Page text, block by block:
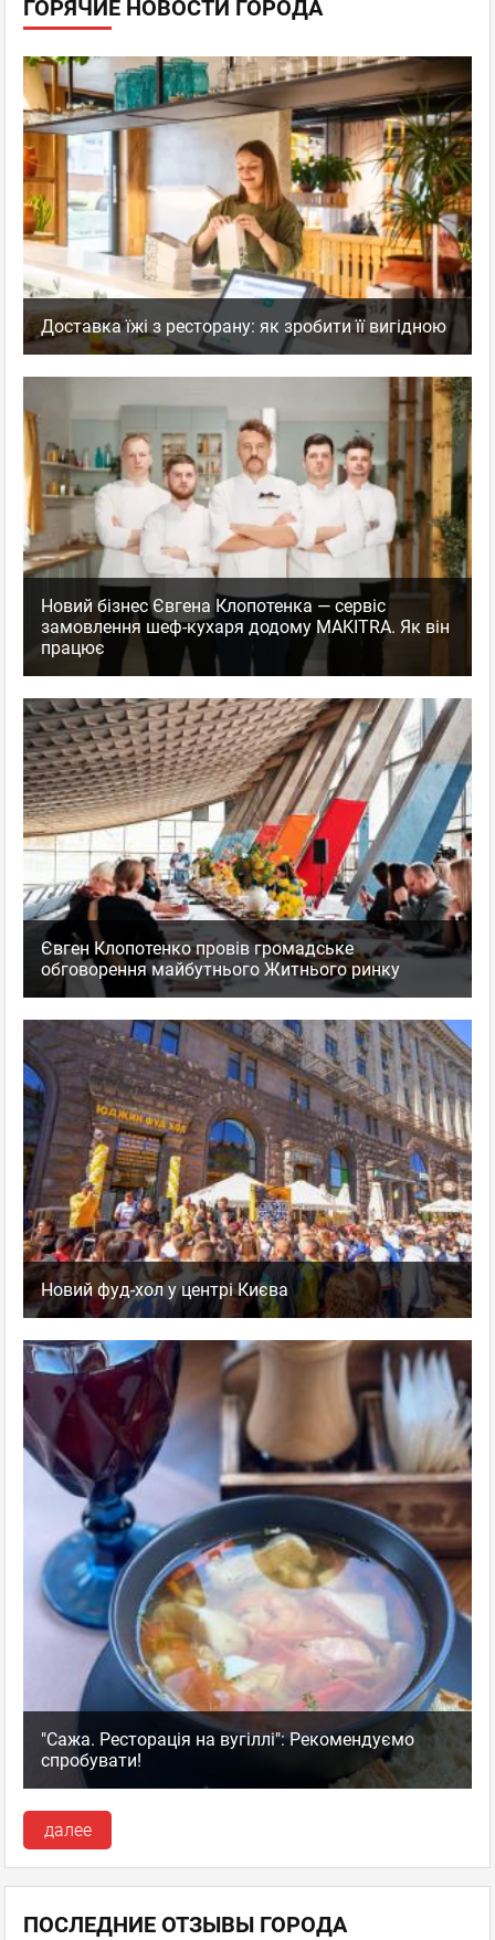
ГОРЯЧИЕ НОВОСТИ ГОРОДА
Доставка їжі з ресторану: як зробити її вигідною
Новий бізнес Євгена Клопотенка — сервіс
замовлення шеф-кухаря додому MAKITRA. Як він
працює
Євген Клопотенко провів громадське
обговорення майбутнього Житнього ринку
Новий фуд-хол у центрі Києва
"Сажа. Ресторація на вугіллі": Рекомендуємо
спробувати!
далее
ПОСЛЕДНИЕ ОТЗЫВЫ ГОРОДА